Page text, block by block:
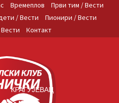
Времеплов
Први тим / Вести
/ Вести
Пионири / Вести
Контакт
КРАГУЈЕВАЦ